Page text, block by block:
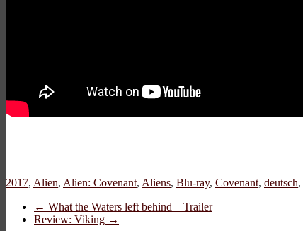
2017, Alien, Alien: Covenant, Aliens, Blu-ray, Covenant, deutsch,
← What the Waters left behind – Trailer
Review: Viking →